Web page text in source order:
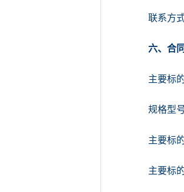
联系方
六、合
主要标
规格型
主要标
主要标